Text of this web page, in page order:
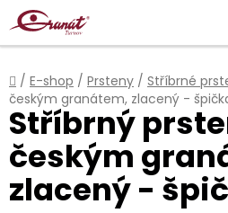
Přejít
na
obsah
Domů
/ E-shop / Prsteny / Stříbrné
českým granátem, zlacený -
Stříbrný
českým
zlacený -